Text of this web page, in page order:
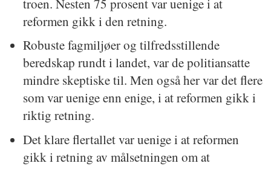
reformen gikk i den retning.
Robuste fagmiljøer og tilfredsstillende
beredskap rundt i landet, var de politiansatte
mindre skeptiske til. Men også her var det flere
som var uenige enn enige, i at reformen gikk i
riktig retning.
Det klare flertallet var uenige i at reformen
gikk i retning av målsetningen om at